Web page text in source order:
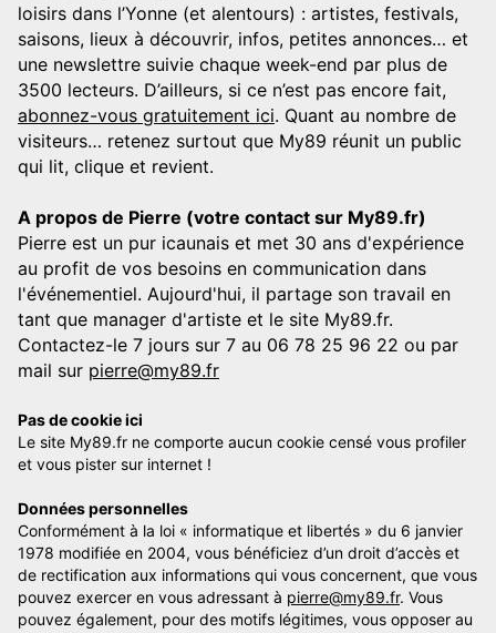
loisirs dans l’Yonne (et alentours) : artistes, festivals,
saisons, lieux à découvrir, infos, petites annonces… et
une newslettre suivie chaque week-end par plus de
3500 lecteurs. D’ailleurs, si ce n’est pas encore fait,
abonnez-vous gratuitement ici. Quant au nombre de
visiteurs… retenez surtout que My89 réunit un public
qui lit, clique et revient.
A propos de Pierre (votre contact sur My89.fr)
Pierre est un pur icaunais et met 30 ans d'expérience
au profit de vos besoins en communication dans
l'événementiel. Aujourd'hui, il partage son travail en
tant que manager d'artiste et le site My89.fr.
Contactez-le 7 jours sur 7 au 06 78 25 96 22 ou par
mail sur pierre@my89.fr
Pas de cookie ici
Le site My89.fr ne comporte aucun cookie censé vous profiler
et vous pister sur internet !
Données personnelles
Conformément à la loi « informatique et libertés » du 6 janvier
1978 modifiée en 2004, vous bénéficiez d’un droit d’accès et
de rectification aux informations qui vous concernent, que vous
pouvez exercer en vous adressant à pierre@my89.fr. Vous
pouvez également, pour des motifs légitimes, vous opposer au